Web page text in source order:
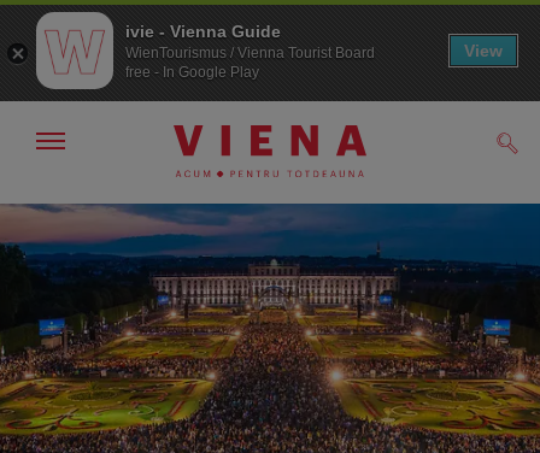
Către
navigare
Către
texte
Arată/ascunde
ivie - Vienna Guide
WienTourismus / Vienna Tourist Board
free - In Google Play
View